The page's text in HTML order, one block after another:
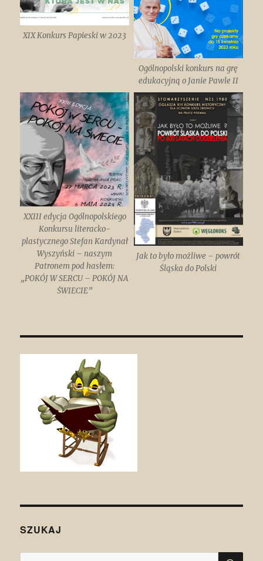
XIX Konkurs Papieski w 2023
Ogólnopolski konkurs na grę
edukacyjną o Janie Pawle II
XXIII edycja Ogólnopolskiego
Konkursu literacko-
plastycznego Stefan Kardynał
Wyszyński – naszym
Patronem pod hasłem:
„POKÓJ W SERCU – POKÓJ NA
ŚWIECIE”
Jak to było możliwe – powrót
Śląska do Polski
SZUKAJ